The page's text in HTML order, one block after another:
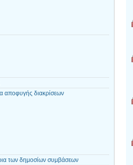
αποφυγής διακρίσεων
των δημοσίων συμβάσεων